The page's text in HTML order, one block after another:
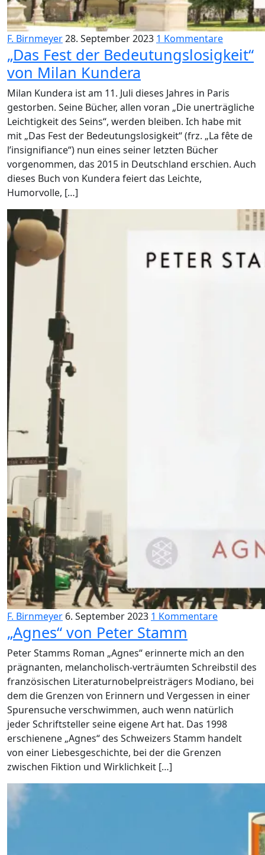
F. Birnmeyer28. September 2023 1 Kommentare
„Das Fest der Bedeutungslosigkeit“
von Milan Kundera
Milan Kundera ist am 11. Juli dieses Jahres in Paris
gestorben. Seine Bücher, allen voran „Die unerträgliche
Leichtigkeit des Seins“, werden bleiben. Ich habe mit
mit „Das Fest der Bedeutungslosigkeit“ (frz. „La fête de
l’insignifiance“) nun eines seiner letzten Bücher
vorgenommen, das 2015 in Deutschland erschien. Auch
dieses Buch von Kundera feiert das Leichte,
Humorvolle, […]
F. Birnmeyer 6. September 2023 1 Kommentare
„Agnes“ von Peter Stamm
Peter Stamms Roman „Agnes“ erinnerte mich an den
prägnanten, melancholisch-verträumten Schreibstil des
französischen Literaturnobelpreisträgers Modiano, bei
dem die Grenzen von Erinnern und Vergessen in einer
Spurensuche verschwimmen, auch wenn natürlich
jeder Schriftsteller seine eigene Art hat. Das 1998
erschienene „Agnes“ des Schweizers Stamm handelt
von einer Liebesgeschichte, bei der die Grenzen
zwischen Fiktion und Wirklichkeit […]